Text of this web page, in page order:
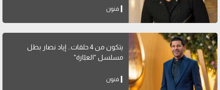
فنون
يتكون من 4 حلقات.. إياد نصار بطل
مسلسل "العبّارة"
فنون